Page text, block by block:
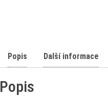
Popis Další informace
Popis